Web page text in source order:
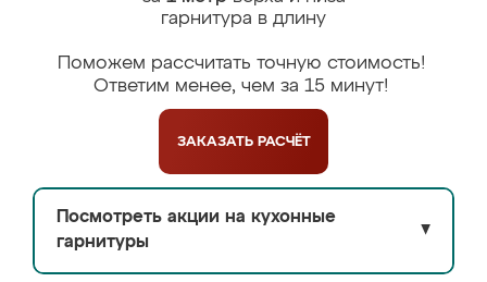
гарнитура в длину
Поможем рассчитать точную стоимость!
Ответим менее, чем за 15 минут!
ЗАКАЗАТЬ РАСЧЁТ
Посмотреть акции на кухонные
гарнитуры
▼